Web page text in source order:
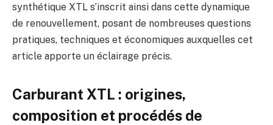
synthétique XTL s’inscrit ainsi dans cette dynamique
de renouvellement, posant de nombreuses questions
pratiques, techniques et économiques auxquelles cet
article apporte un éclairage précis.
Carburant XTL : origines,
composition et procédés de